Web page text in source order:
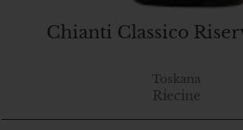
Chianti Classico
Toskana
Riecine